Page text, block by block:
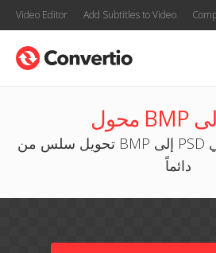
Video Editor Add Subtitles to Video
تحويل سلس من BMP إلى PSD عبر الإنترنت — مجاني
دائماً